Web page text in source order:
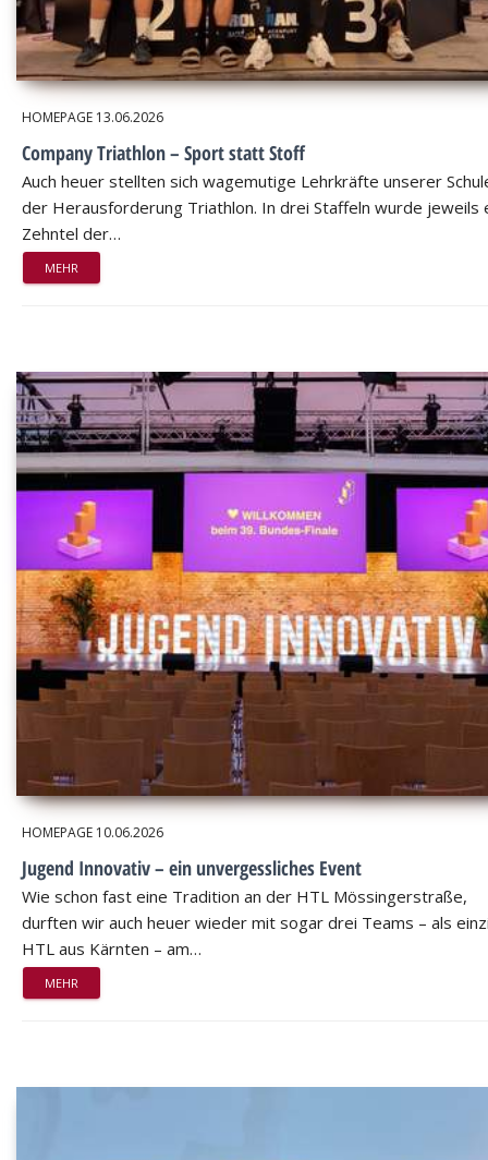
HOMEPAGE 13.06.2026
Company Triathlon – Sport statt Stoff
Auch heuer stellten sich wagemutige Lehrkräfte unserer
der Herausforderung Triathlon. In drei Staffeln wurde jeweils
Zehntel der…
MEHR
HOMEPAGE 10.06.2026
Jugend Innovativ – ein unvergessliches Event
Wie schon fast eine Tradition an der HTL Mössingerstraße,
durften wir auch heuer wieder mit sogar drei Teams – als
HTL aus Kärnten – am…
MEHR